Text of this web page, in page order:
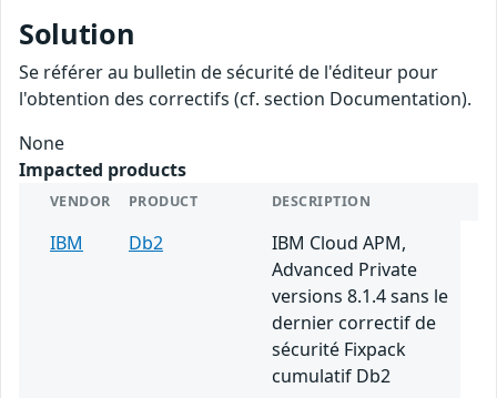
Solution
Se référer au bulletin de sécurité de l'éditeur pour
l'obtention des correctifs (cf. section Documentation).
None
Impacted products
VENDOR PRODUCT DESCRIPTION
IBM Db2
IBM Cloud APM,
Advanced Private
versions 8.1.4 sans le
dernier correctif de
sécurité Fixpack
cumulatif Db2